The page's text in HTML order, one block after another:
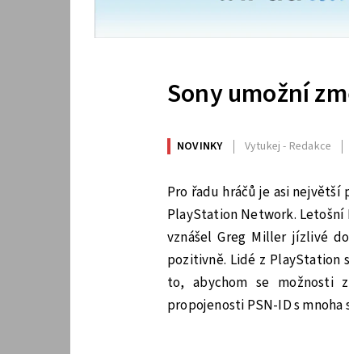
Sony umožní
NOVINKY Vytukej - Redakce
Pro řadu hráčů je asi
PlayStation Network.
vznášel Greg Miller jízlivé
pozitivně. Lidé z
to, abychom se možnosti
propojenosti PSN-ID s